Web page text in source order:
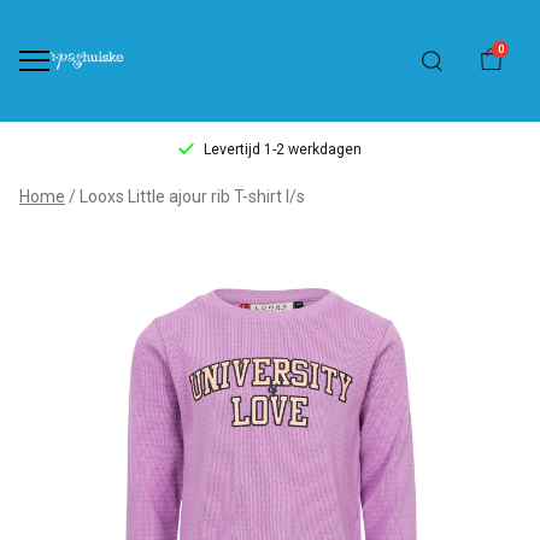
0
Levertijd 1-2 werkdagen
Looxs
Home Looxs Little ajour rib T-shirt l/s